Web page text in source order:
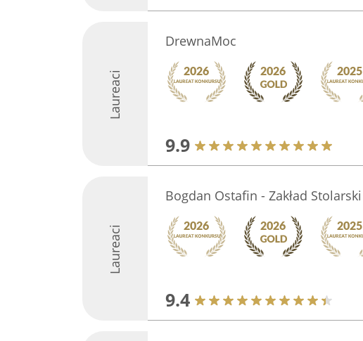
Laureaci
DrewnaMoc
9.9
Laureaci
Bogdan Ostafin - Zakład Stolarski
9.4